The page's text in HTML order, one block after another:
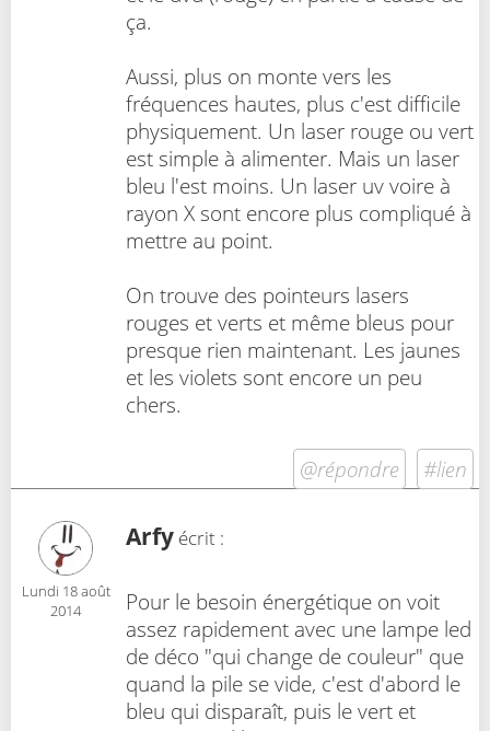
ça.
Aussi, plus on monte vers les
fréquences hautes, plus c'est difficile
physiquement. Un laser rouge ou vert
est simple à alimenter. Mais un laser
bleu l'est moins. Un laser uv voire à
rayon X sont encore plus compliqué à
mettre au point.
On trouve des pointeurs lasers
rouges et verts et même bleus pour
presque rien maintenant. Les jaunes
et les violets sont encore un peu
chers.
@répondre #lien
Lundi 18 août
2014
Arfy écrit :
Pour le besoin énergétique on voit
assez rapidement avec une lampe led
de déco "qui change de couleur" que
quand la pile se vide, c'est d'abord le
bleu qui disparaît, puis le vert et